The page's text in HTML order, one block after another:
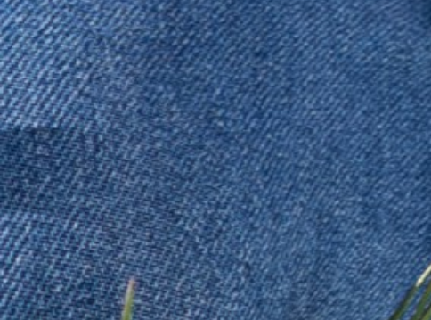
Actividad